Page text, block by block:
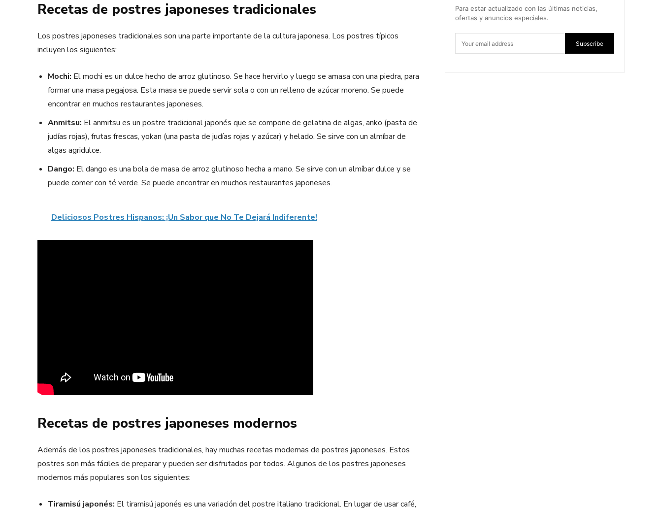
Recetas de postres japoneses tradicionales
Los postres japoneses tradicionales son una parte importante de la cultura japonesa. Los postres típicos
incluyen los siguientes:
Mochi: El mochi es un dulce hecho de arroz glutinoso. Se hace hervirlo y luego se amasa con una piedra, para
formar una masa pegajosa. Esta masa se puede servir sola o con un relleno de azúcar moreno. Se puede
encontrar en muchos restaurantes japoneses.
Anmitsu: El anmitsu es un postre tradicional japonés que se compone de gelatina de algas, anko (pasta de
judías rojas), frutas frescas, yokan (una pasta de judías rojas y azúcar) y helado. Se sirve con un almíbar de
algas agridulce.
Dango: El dango es una bola de masa de arroz glutinoso hecha a mano. Se sirve con un almíbar dulce y se
puede comer con té verde. Se puede encontrar en muchos restaurantes japoneses.
Deliciosos Postres Hispanos: ¡Un Sabor que No Te Dejará Indiferente!
Recetas de postres japoneses modernos
Además de los postres japoneses tradicionales, hay muchas recetas modernas de postres japoneses. Estos
postres son más fáciles de preparar y pueden ser disfrutados por todos. Algunos de los postres japoneses
modernos más populares son los siguientes:
Tiramisú japonés: El tiramisú japonés es una variación del postre italiano tradicional. En lugar de usar café,
Para estar actualizado con las últimas noticias,
ofertas y anuncios especiales.
Subscribe